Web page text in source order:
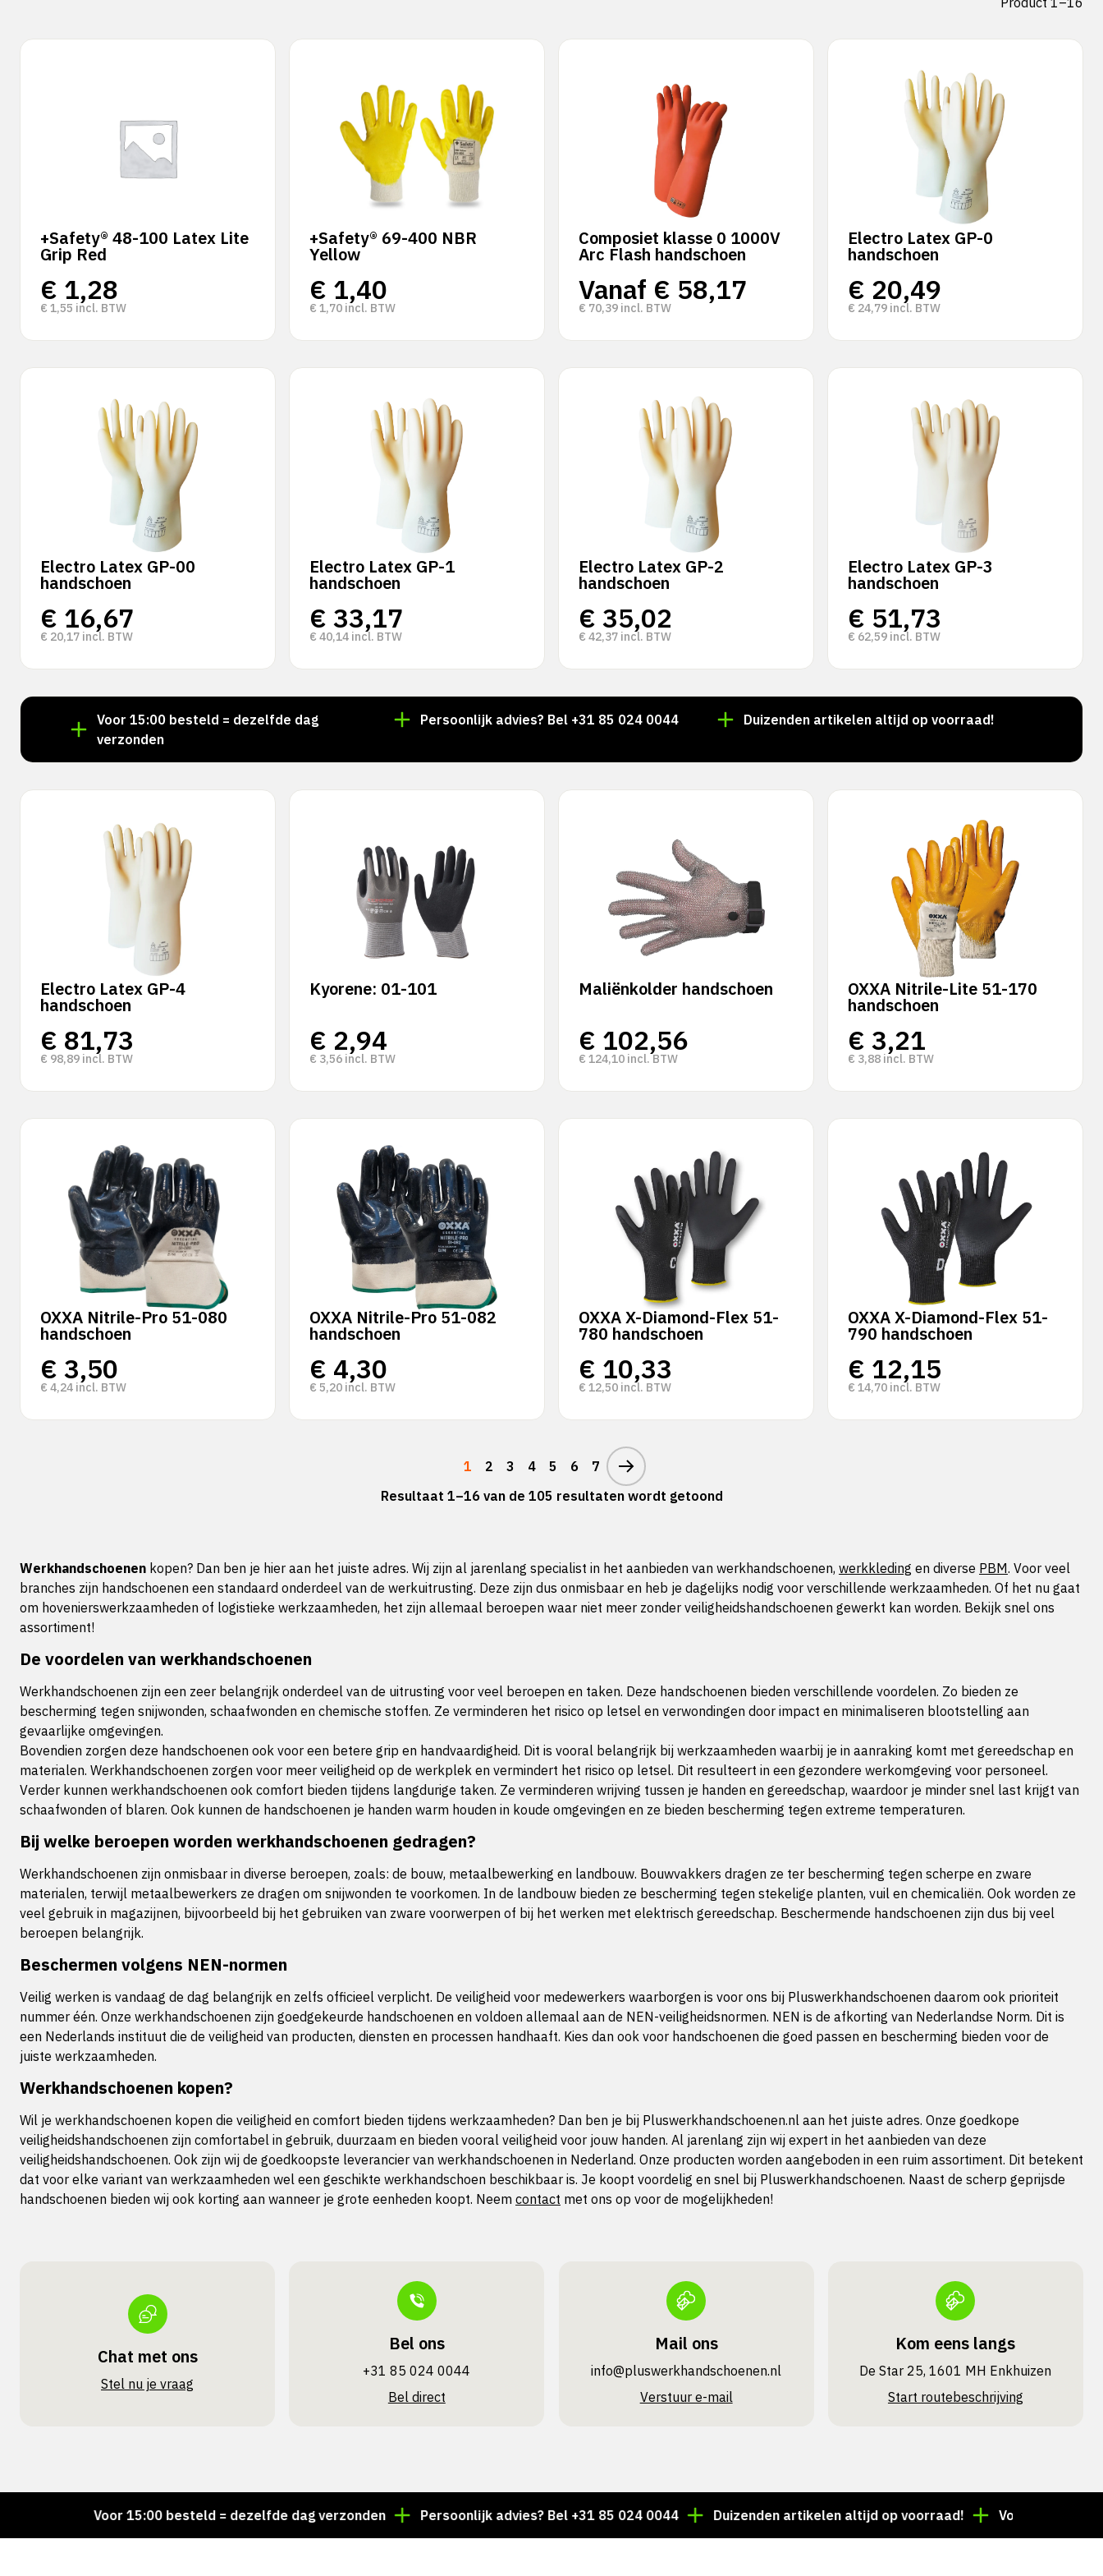
+Safety® 48-100 Latex Lite
Grip Red
€ 1,28
€ 1,55 incl. BTW
+Safety® 69-400 NBR
Yellow
€ 1,40
€ 1,70 incl. BTW
Composiet klasse 0 1000V
Arc Flash handschoen
Vanaf € 58,17
€ 70,39 incl. BTW
Electro Latex GP-0
handschoen
€ 20,49
€ 24,79 incl. BTW
Electro Latex GP-00
handschoen
€ 16,67
€ 20,17 incl. BTW
Electro Latex GP-1
handschoen
€ 33,17
€ 40,14 incl. BTW
Electro Latex GP-2
handschoen
€ 35,02
€ 42,37 incl. BTW
Electro Latex GP-3
handschoen
€ 51,73
€ 62,59 incl. BTW
Voor 15:00 besteld = dezelfde dag
verzonden
Persoonlijk advies? Bel +31 85 024 0044 Duizenden artikelen altijd op voorraad!
Electro Latex GP-4
handschoen
€ 81,73
€ 98,89 incl. BTW
Kyorene: 01-101
€ 2,94
€ 3,56 incl. BTW
Maliënkolder handschoen
€ 102,56
€ 124,10 incl. BTW
OXXA Nitrile-Lite 51-170
handschoen
€ 3,21
€ 3,88 incl. BTW
OXXA Nitrile-Pro 51-080
handschoen
€ 3,50
€ 4,24 incl. BTW
OXXA Nitrile-Pro 51-082
handschoen
€ 4,30
€ 5,20 incl. BTW
OXXA X-Diamond-Flex 51-
780 handschoen
€ 10,33
€ 12,50 incl. BTW
OXXA X-Diamond-Flex 51-
790 handschoen
€ 12,15
€ 14,70 incl. BTW
1 2 3 4 5 6
7
Resultaat 1–16 van de 105 resultaten wordt getoond
Werkhandschoenen kopen? Dan ben je hier aan het juiste adres. Wij zijn al jarenlang specialist in het aanbieden van werkhandschoenen, werkkleding en diverse PBM. Voor veel
branches zijn handschoenen een standaard onderdeel van de werkuitrusting. Deze zijn dus onmisbaar en heb je dagelijks nodig voor verschillende werkzaamheden. Of het nu gaat
om hovenierswerkzaamheden of logistieke werkzaamheden, het zijn allemaal beroepen waar niet meer zonder veiligheidshandschoenen gewerkt kan worden. Bekijk snel ons
assortiment!
De voordelen van werkhandschoenen
Werkhandschoenen zijn een zeer belangrijk onderdeel van de uitrusting voor veel beroepen en taken. Deze handschoenen bieden verschillende voordelen. Zo bieden ze
bescherming tegen snijwonden, schaafwonden en chemische stoffen. Ze verminderen het risico op letsel en verwondingen door impact en minimaliseren blootstelling aan
gevaarlijke omgevingen.
Bovendien zorgen deze handschoenen ook voor een betere grip en handvaardigheid. Dit is vooral belangrijk bij werkzaamheden waarbij je in aanraking komt met gereedschap en
materialen. Werkhandschoenen zorgen voor meer veiligheid op de werkplek en vermindert het risico op letsel. Dit resulteert in een gezondere werkomgeving voor personeel.
Verder kunnen werkhandschoenen ook comfort bieden tijdens langdurige taken. Ze verminderen wrijving tussen je handen en gereedschap, waardoor je minder snel last krijgt van
schaafwonden of blaren. Ook kunnen de handschoenen je handen warm houden in koude omgevingen en ze bieden bescherming tegen extreme temperaturen.
Bij welke beroepen worden werkhandschoenen gedragen?
Werkhandschoenen zijn onmisbaar in diverse beroepen, zoals: de bouw, metaalbewerking en landbouw. Bouwvakkers dragen ze ter bescherming tegen scherpe en zware
materialen, terwijl metaalbewerkers ze dragen om snijwonden te voorkomen. In de landbouw bieden ze bescherming tegen stekelige planten, vuil en chemicaliën. Ook worden ze
veel gebruik in magazijnen, bijvoorbeeld bij het gebruiken van zware voorwerpen of bij het werken met elektrisch gereedschap. Beschermende handschoenen zijn dus bij veel
beroepen belangrijk.
Beschermen volgens NEN-normen
Veilig werken is vandaag de dag belangrijk en zelfs officieel verplicht. De veiligheid voor medewerkers waarborgen is voor ons bij Pluswerkhandschoenen daarom ook prioriteit
nummer één. Onze werkhandschoenen zijn goedgekeurde handschoenen en voldoen allemaal aan de NEN-veiligheidsnormen. NEN is de afkorting van Nederlandse Norm. Dit is
een Nederlands instituut die de veiligheid van producten, diensten en processen handhaaft. Kies dan ook voor handschoenen die goed passen en bescherming bieden voor de
juiste werkzaamheden.
Werkhandschoenen kopen?
Wil je werkhandschoenen kopen die veiligheid en comfort bieden tijdens werkzaamheden? Dan ben je bij Pluswerkhandschoenen.nl aan het juiste adres. Onze goedkope
veiligheidshandschoenen zijn comfortabel in gebruik, duurzaam en bieden vooral veiligheid voor jouw handen. Al jarenlang zijn wij expert in het aanbieden van deze
veiligheidshandschoenen. Ook zijn wij de goedkoopste leverancier van werkhandschoenen in Nederland. Onze producten worden aangeboden in een ruim assortiment. Dit betekent
dat voor elke variant van werkzaamheden wel een geschikte werkhandschoen beschikbaar is. Je koopt voordelig en snel bij Pluswerkhandschoenen. Naast de scherp geprijsde
handschoenen bieden wij ook korting aan wanneer je grote eenheden koopt. Neem contact met ons op voor de mogelijkheden!
Chat met ons
Stel nu je vraag
Bel ons
+31 85 024 0044
Bel direct
Mail ons
info@pluswerk­handschoenen.nl
Verstuur e-mail
Kom eens langs
De Star 25, 1601 MH Enkhuizen
Start routebeschrijving
Voor 15:00 besteld = dezelfde dag verzonden Persoonlijk advies? Bel +31 85 024 0044 Duizenden artikelen altijd op voorraad! Voor 15:00 besteld =